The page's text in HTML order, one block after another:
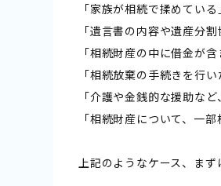
「家族が相続で揉めている」
「遺言書の内容や遺産分
「相続財産の中に借金が含
「相続放棄の手続きを行い
「介護や金銭的な援助な
「相続財産について、一
上記のようなケース、まず